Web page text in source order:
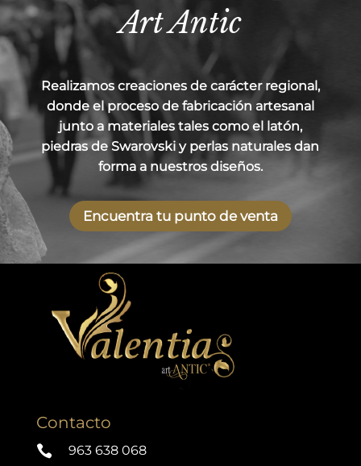
Art Antic
Realizamos creaciones de carácter regional,
donde el proceso de fabricación artesanal
junto a materiales tales como el latón,
piedras de Swarovski y perlas naturales dan
forma a nuestros diseños.
Encuentra tu punto de venta
Contacto
 963 638 068